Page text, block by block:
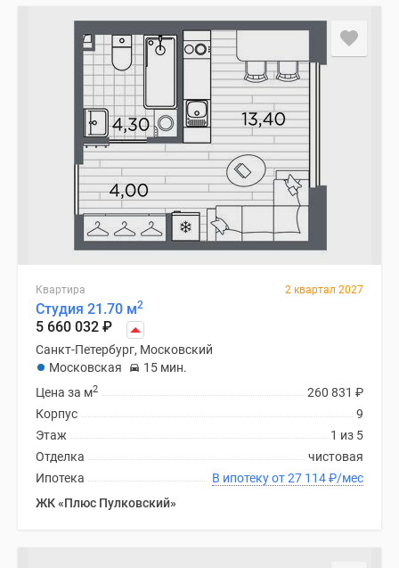
Квартира 2 квартал 2027
Студия 21.70 м2
5 660 032 ₽
Санкт-Петербург, Московский
Московская
15 мин.
260 831 ₽
Цена за м2
9
Корпус
1 из 5
Этаж
чистовая
Отделка
В ипотеку от 27 114₽/мес
Ипотека
ЖК «Плюс Пулковский»